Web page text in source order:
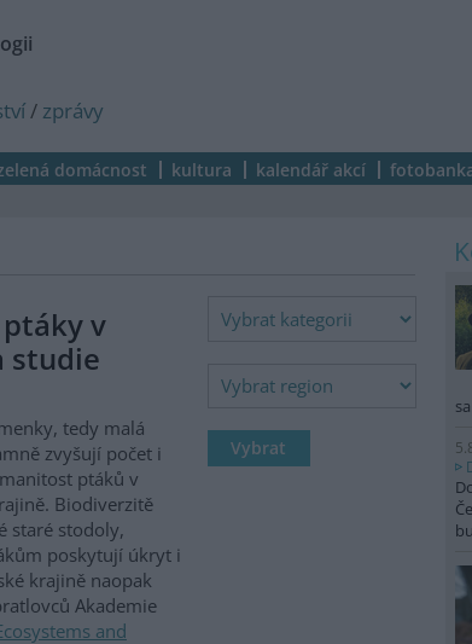
/ zprávy
domácnost kultura kalendář akcí
v
studie
tedy malá
zvyšují počet i
ptáků v
Biodiverzitě
staré stodoly,
poskytují úkryt i
krajině naopak
Akademie
and